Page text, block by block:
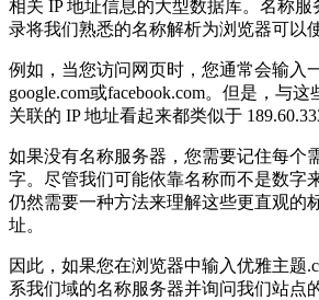
相关 IP 地址信息的大型数据库。名称
录将我们熟悉的名称解析为浏览器可以
例如，当您访问网页时，您通常会输入
google.com或facebook.com。但是，与
关联的 IP 地址看起来都类似于
如果没有名称服务器，您需要记住每个
字。尽管我们可能依靠名称而不是数字
仍然需要一种方法来理解这些更直观的
址。
因此，如果您在浏览器中输入优雅主题
系我们域的名称服务器并询问我们站点